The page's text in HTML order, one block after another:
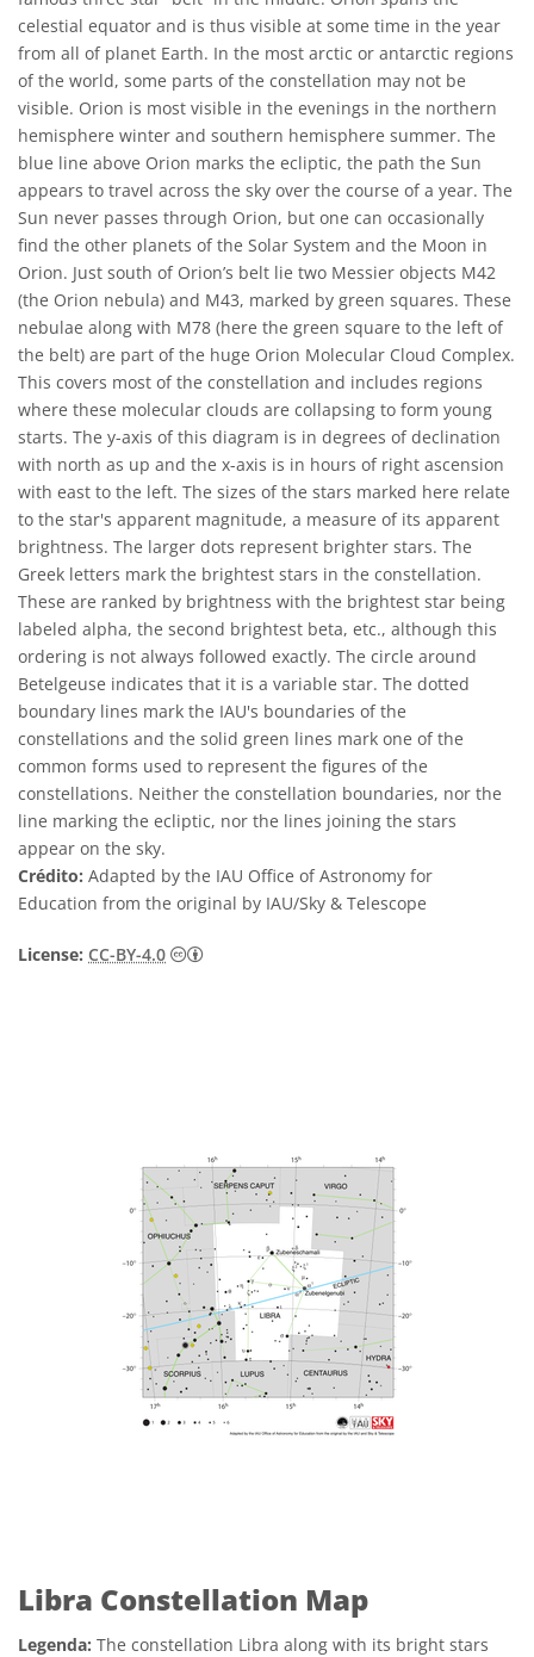
celestial equator and is thus visible at some time in the year
from all of planet Earth. In the most arctic or antarctic regions
of the world, some parts of the constellation may not be
visible. Orion is most visible in the evenings in the northern
hemisphere winter and southern hemisphere summer. The
blue line above Orion marks the ecliptic, the path the Sun
appears to travel across the sky over the course of a year. The
Sun never passes through Orion, but one can occasionally
find the other planets of the Solar System and the Moon in
Orion. Just south of Orion’s belt lie two Messier objects M42
(the Orion nebula) and M43, marked by green squares. These
nebulae along with M78 (here the green square to the left of
the belt) are part of the huge Orion Molecular Cloud Complex.
This covers most of the constellation and includes regions
where these molecular clouds are collapsing to form young
starts. The y-axis of this diagram is in degrees of declination
with north as up and the x-axis is in hours of right ascension
with east to the left. The sizes of the stars marked here relate
to the star's apparent magnitude, a measure of its apparent
brightness. The larger dots represent brighter stars. The
Greek letters mark the brightest stars in the constellation.
These are ranked by brightness with the brightest star being
labeled alpha, the second brightest beta, etc., although this
ordering is not always followed exactly. The circle around
Betelgeuse indicates that it is a variable star. The dotted
boundary lines mark the IAU's boundaries of the
constellations and the solid green lines mark one of the
common forms used to represent the figures of the
constellations. Neither the constellation boundaries, nor the
line marking the ecliptic, nor the lines joining the stars
appear on the sky.
Crédito: Adapted by the IAU Office of Astronomy for
Education from the original by IAU/Sky & Telescope
License: CC-BY-4.0 Creative Commons Attribution 4.0
Libra Constellation Map
Legenda: The constellation Libra along with its bright stars